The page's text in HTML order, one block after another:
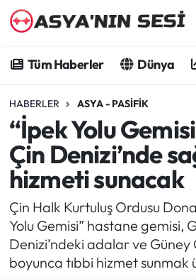
Tüm Haberler Dünya
HABERLER ASYA - PASIFIK
“İpek Yolu
Çin Denizi’nde
hizmeti sunacak
Çin Halk Kurtuluş Ordusu
Yolu Gemisi” hastane gemisi,
Denizi’ndeki adalar ve Güney
boyunca tıbbi hizmet sunmak
Dünya
Ekonomi
Bilim - Teknoloji
Kültür - Sanat
Spor
Asya-Pasifik